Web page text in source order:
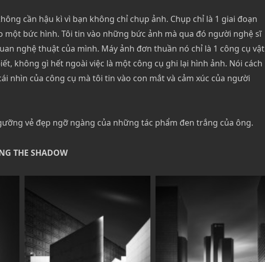
cần hậu kì vì bạn không chỉ chụp ảnh. Chụp chỉ là 1 giai đoạn
bức hình. Tôi tin vào những bức ảnh mà qua đó người nghệ sĩ
nghệ thuật của mình. Máy ảnh đơn thuần nó chỉ là 1 công cụ vật
không gì hết ngoài việc là một công cụ ghi lại hình ảnh. Nói cách
nhìn của công cụ mà tôi tin vào con mắt và cảm xúc của người
vẻ đẹp ngỡ ngàng của những tác phẩm đen trắng của ông.
THE SHADOW